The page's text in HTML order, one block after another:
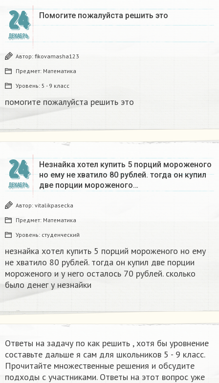
24
ДЕКАБРЬ
Помогите пожалуйста решить это
Автор: fikovamasha123
Предмет: Математика
Уровень: 5 - 9 класс
помогите пожалуйста решить это
24
ДЕКАБРЬ
Незнайка хотел купить 5 порций мороженого
но ему не хватило 80 рублей. тогда он купил
две порции мороженого…
Автор: vitalikpasecka
Предмет: Математика
Уровень: студенческий
незнайка хотел купить 5 порций мороженого но ему
не хватило 80 рублей. тогда он купил две порции
мороженого и у него осталось 70 рублей. сколько
было денег у незнайки
Ответы на задачу по как решить , хотя бы уровнение
составьте дальше я сам для школьников 5 - 9 класс.
Прочитайте множественные решения и обсудите
подходы с участниками. Ответы на этот вопрос уже